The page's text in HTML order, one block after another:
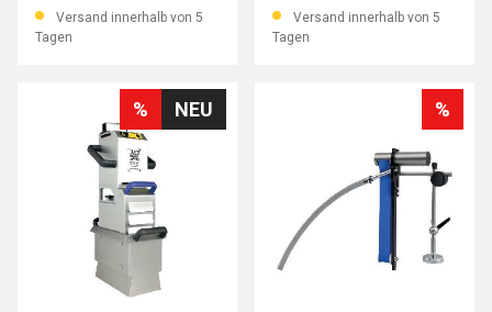
Versand innerhalb von 5
Tagen
Versand innerhalb von 5
Tagen
NEU
% %